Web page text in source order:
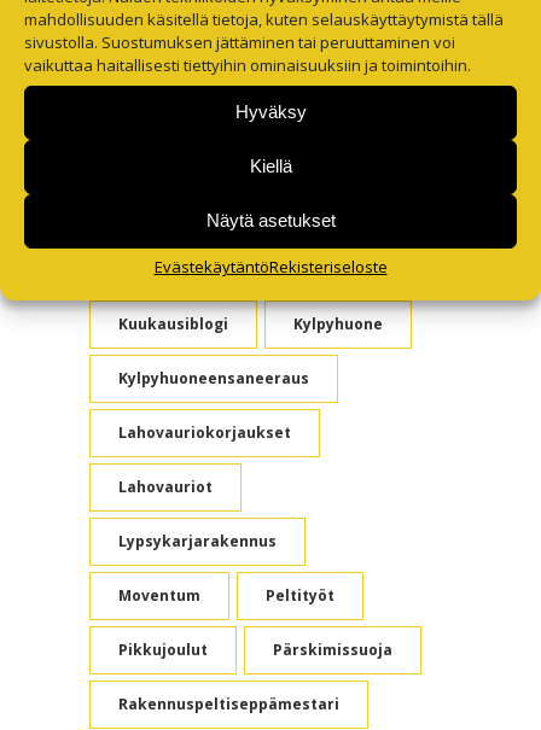
mahdollisuuden käsitellä tietoja, kuten selauskäyttäytymistä tällä
sivustolla. Suostumuksen jättäminen tai peruuttaminen voi
vaikuttaa haitallisesti tiettyihin ominaisuuksiin ja toimintoihin.
Hyväksy
Kiellä
Näytä asetukset
EvästekäytäntöRekisteriseloste
Inbody-Kehonkoostumusmittaus
Kangasniemen Kirkko
Kirkkoremontti Kirkkotyömaa
Koulutus Kunnostustyöt
Kuukausiblogi Kylpyhuone
Kylpyhuoneensaneeraus
Lahovauriokorjaukset
Lahovauriot
Lypsykarjarakennus
Moventum Peltityöt
Pikkujoulut Pärskimissuoja
Rakennuspeltiseppämestari